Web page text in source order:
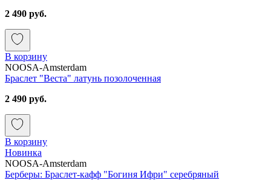
2 490 руб.
В корзину
NOOSA-Amsterdam
Браслет "Веста" латунь позолоченная
2 490 руб.
В корзину
Новинка
NOOSA-Amsterdam
Берберы: Браслет-кафф "Богиня Ифри" серебряный